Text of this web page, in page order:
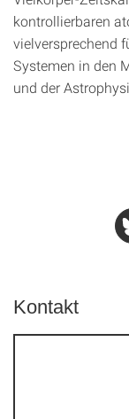
kontrollierbaren
vielversprechend
Systemen in den
und der
Kontakt